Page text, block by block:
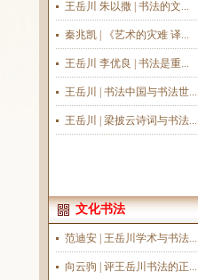
王岳川 朱以撒 | 书法的文...
秦兆凯 | 《艺术的灾难 译...
王岳川 李优良 | 书法是重...
王岳川 | 书法中国与书法世...
王岳川 | 梁披云诗词与书法...
文化书法
范迪安 | 王岳川学术与书法...
向云驹 | 评王岳川书法的正...